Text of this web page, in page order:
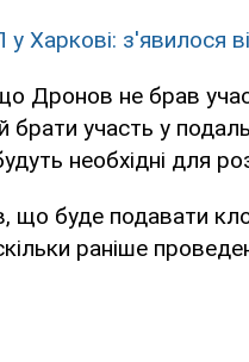
Харкові: з'явилося
Дронов не брав
брати участь у
необхідні для
що буде подавати
раніше